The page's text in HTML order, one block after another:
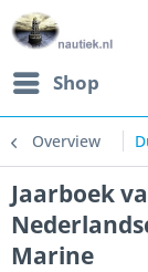
Shop
Overview
Jaarboek
Marine